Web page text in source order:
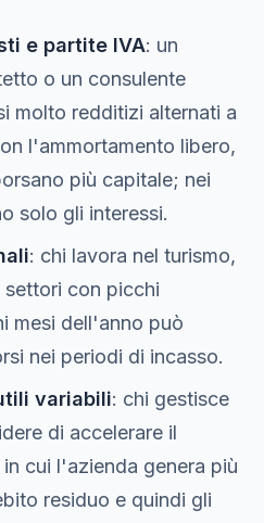
e partite IVA: un
o un consulente
molto redditizi alternati a
l'ammortamento libero,
più capitale; nei
solo gli interessi.
: chi lavora nel turismo,
con picchi
mesi dell'anno può
nei periodi di incasso.
variabili: chi gestisce
di accelerare il
cui l'azienda genera più
residuo e quindi gli